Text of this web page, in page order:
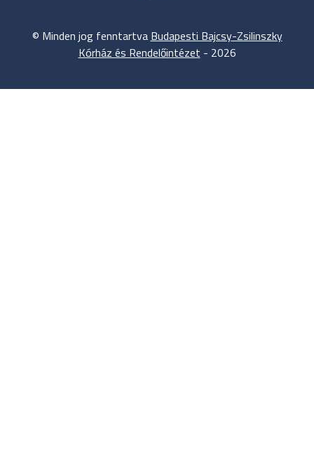
© Minden jog fenntartva Budapesti Bajcsy-Zsilinszky
Kórház és Rendelőintézet - 2026